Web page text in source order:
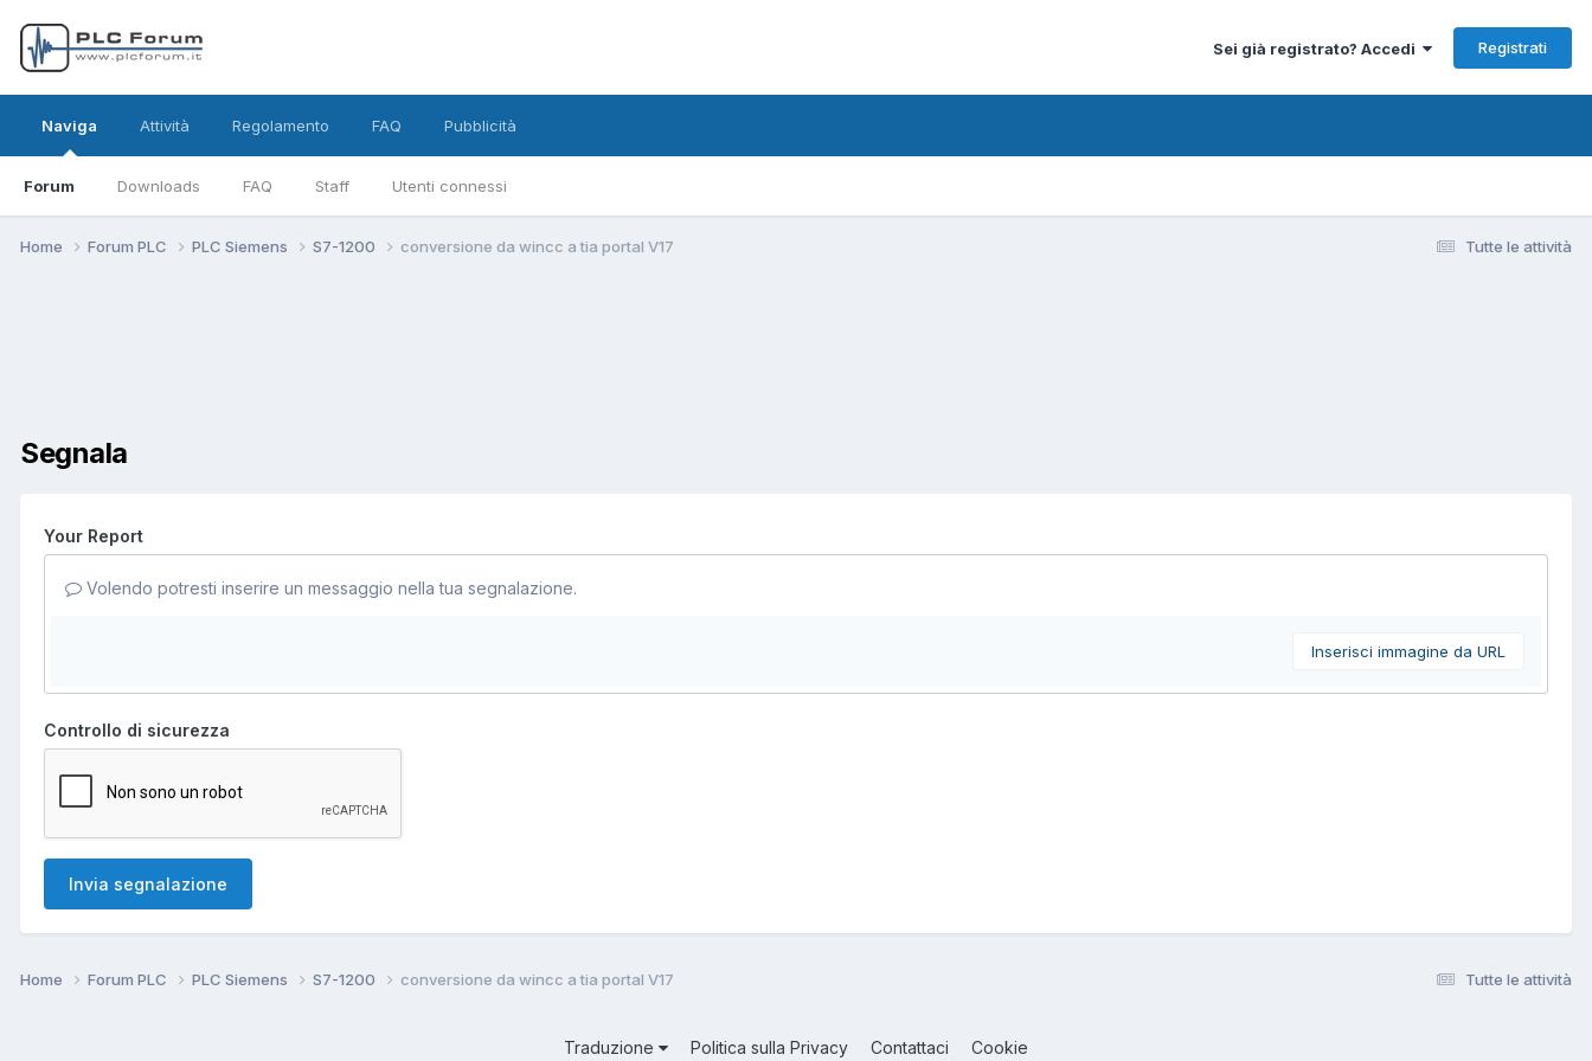
Sei già registrato? Accedi Registrati
Naviga
Forum Downloads FAQ Staff Utenti connessi
Attività Regolamento FAQ Pubblicità
Tutte le attività
Home Forum PLC PLC Siemens S7-1200 conversione da wincc a tia portal V17
Segnala
Your Report
Volendo potresti inserire un messaggio nella tua segnalazione.
Inserisci immagine da URL
Controllo di sicurezza
Invia segnalazione
Tutte le attività
Home Forum PLC PLC Siemens S7-1200 conversione da wincc a tia portal V17
Traduzione Politica sulla Privacy Contattaci Cookie